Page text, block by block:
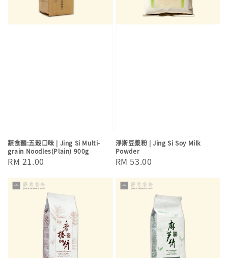
蔬食麵:五穀口味 | Jing Si Multi-
grain Noodles(Plain) 900g
Regular
RM 21.00
淨斯豆漿粉 | Jing Si Soy Milk
Powder
Regular
RM 53.00